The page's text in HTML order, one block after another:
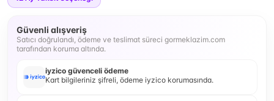
Güvenli alışveriş
Satıcı doğrulandı, ödeme ve teslimat süreci gormeklazim.com
tarafından koruma altında.
iyzico güvenceli ödeme
Kart bilgileriniz şifreli, ödeme iyzico korumasında.